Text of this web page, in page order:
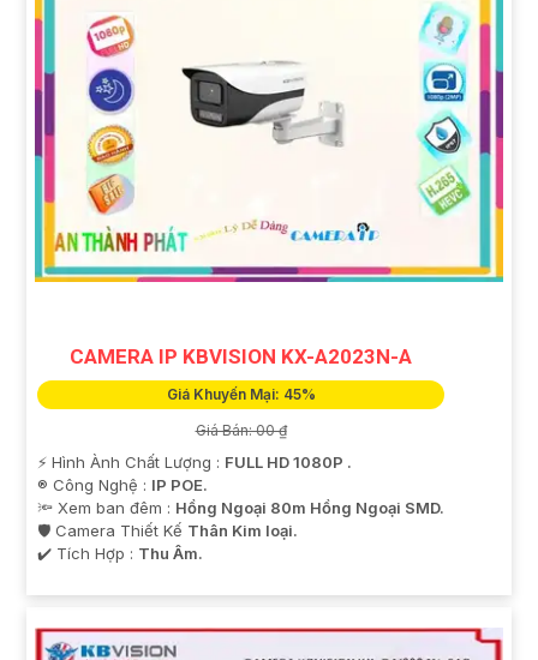
CAMERA IP KBVISION KX-A2023N-A
Giá Khuyến Mại: 45%
Giá Bán: 00 ₫
️⚡ Hình Ành Chất Lượng : FULL HD 1080P .
®️ Công Nghệ : IP POE.
🔦 Xem ban đêm : Hồng Ngoại 80m Hồng Ngoại SMD.
🛡 Camera Thiết Kế Thân Kim loại.
️✔️ Tích Hợp : Thu Âm.